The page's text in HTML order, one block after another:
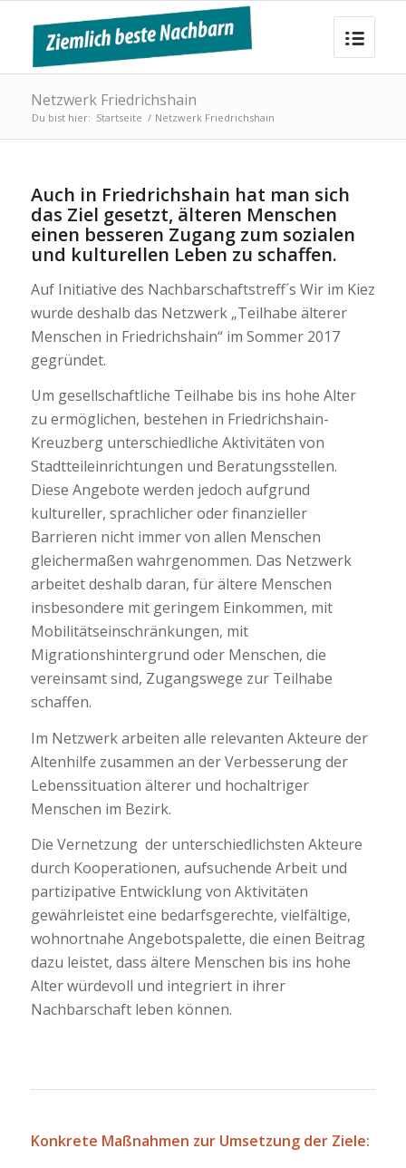
Netzwerk Friedrichshain
Du bist hier: Startseite / Netzwerk Friedrichshain
Auch in Friedrichshain hat man sich
das Ziel gesetzt, älteren Menschen
einen besseren Zugang zum sozialen
und kulturellen Leben zu schaffen.
Auf Initiative des Nachbarschaftstreff´s Wir im Kiez
wurde deshalb das Netzwerk „Teilhabe älterer
Menschen in Friedrichshain“ im Sommer 2017
gegründet.
Um gesellschaftliche Teilhabe bis ins hohe Alter
zu ermöglichen, bestehen in Friedrichshain-
Kreuzberg unterschiedliche Aktivitäten von
Stadtteileinrichtungen und Beratungsstellen.
Diese Angebote werden jedoch aufgrund
kultureller, sprachlicher oder finanzieller
Barrieren nicht immer von allen Menschen
gleichermaßen wahrgenommen. Das Netzwerk
arbeitet deshalb daran, für ältere Menschen
insbesondere mit geringem Einkommen, mit
Mobilitätseinschränkungen, mit
Migrationshintergrund oder Menschen, die
vereinsamt sind, Zugangswege zur Teilhabe
schaffen.
Im Netzwerk arbeiten alle relevanten Akteure der
Altenhilfe zusammen an der Verbesserung der
Lebenssituation älterer und hochaltriger
Menschen im Bezirk.
Die Vernetzung der unterschiedlichsten Akteure
durch Kooperationen, aufsuchende Arbeit und
partizipative Entwicklung von Aktivitäten
gewährleistet eine bedarfsgerechte, vielfältige,
wohnortnahe Angebotspalette, die einen Beitrag
dazu leistet, dass ältere Menschen bis ins hohe
Alter würdevoll und integriert in ihrer
Nachbarschaft leben können.
Konkrete Maßnahmen zur Umsetzung der Ziele: